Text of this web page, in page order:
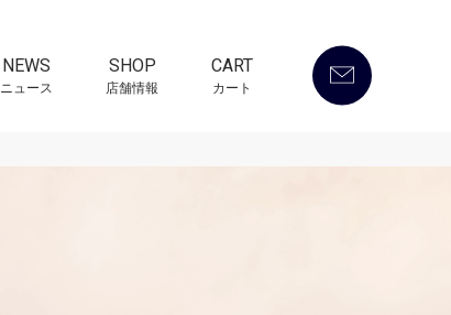
NEWS
ニュース
SHOP
店舗情報
CART
カート